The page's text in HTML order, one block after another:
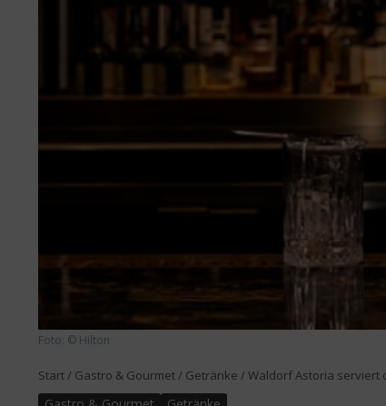
Foto: © Hilton
Start/ Gastro & Gourmet/ Getränke / Waldorf Astoria serviert